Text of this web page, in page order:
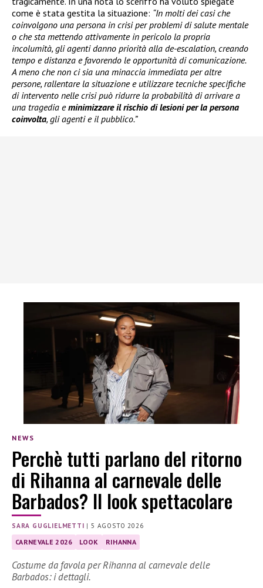
come è stata gestita la situazione: “In molti dei casi che
coinvolgono una persona in crisi per problemi di salute mentale
o che sta mettendo attivamente in pericolo la propria
incolumità, gli agenti danno priorità alla de-escalation, creando
tempo e distanza e favorendo le opportunità di comunicazione.
A meno che non ci sia una minaccia immediata per altre
persone, rallentare la situazione e utilizzare tecniche specifiche
di intervento nelle crisi può ridurre la probabilità di arrivare a
una tragedia eminimizzare il rischio di lesioni per la persona
coinvolta, gli agenti e il pubblico.”
NEWS
Perchè tutti parlano del ritorno
di Rihanna al carnevale delle
Barbados? Il look spettacolare
SARA GUGLIELMETTI | 5 AGOSTO 2026
CARNEVALE 2026 LOOK RIHANNA
Costume da favola per Rihanna al carnevale delle
Barbados: i dettagli.